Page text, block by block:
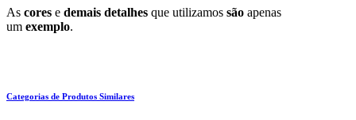
As cores e demais detalhes que utilizamos são apenas
um exemplo.
Categorias de Produtos Similares